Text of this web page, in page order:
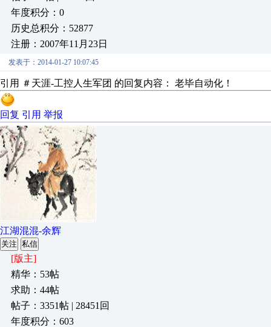
年度积分：0
历史总积分：52877
注册：2007年11月23日
发表于：2014-01-27 10:07:45
引用 ＃天涯-工控人生军团 的回复内容： 老毕自动化！
回复 引用 举报
江湖混混-余辉
关注 私信
[版主]
精华：53帖
求助：44帖
帖子：3351帖 | 28451回
年度积分：603